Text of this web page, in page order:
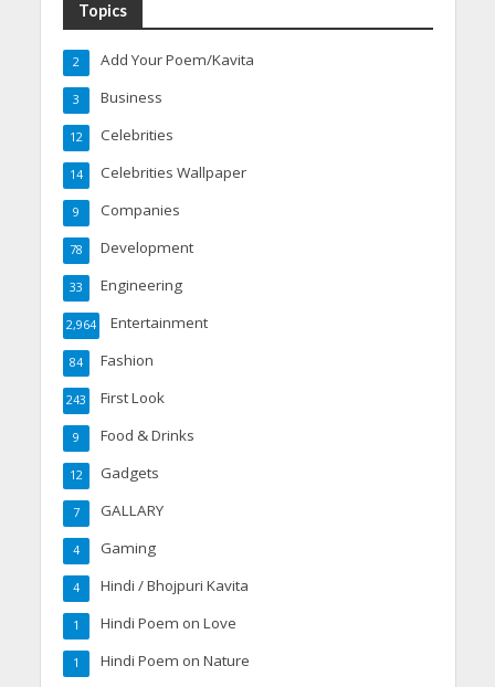
Topics
Add Your Poem/Kavita
2
Business
3
Celebrities
12
Celebrities Wallpaper
14
Companies
9
Development
78
Engineering
33
Entertainment
2,964
Fashion
84
First Look
243
Food & Drinks
9
Gadgets
12
GALLARY
7
Gaming
4
Hindi / Bhojpuri Kavita
4
Hindi Poem on Love
1
Hindi Poem on Nature
1